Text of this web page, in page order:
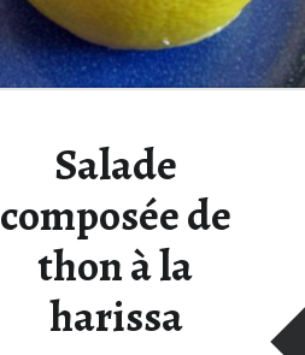
Salade
composée de
thon à la
harissa